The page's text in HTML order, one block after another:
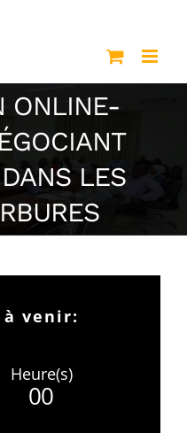
ONLINE-
LES
venir:
00
Heure(s)